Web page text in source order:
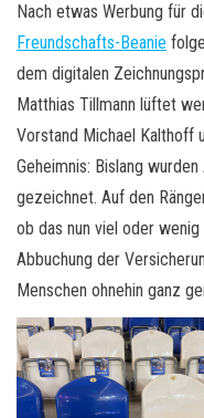
Nach etwas Werbung für
Freundschafts-Beanie
dem digitalen
Matthias Tillmann lüftet
Vorstand Michael Kalthoff
Geheimnis: Bislang
gezeichnet. Auf den
ob das nun viel oder
Abbuchung der
Menschen ohnehin ganz